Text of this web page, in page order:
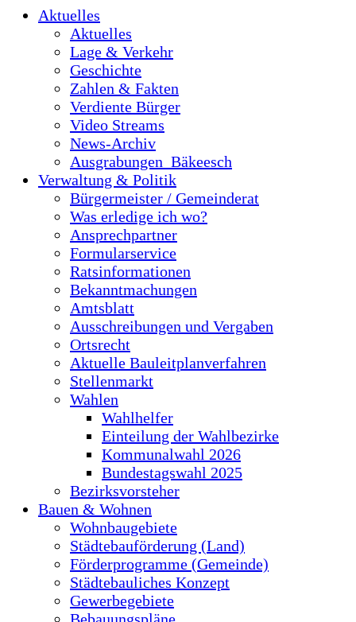
Aktuelles
Aktuelles
Lage & Verkehr
Geschichte
Zahlen & Fakten
Verdiente Bürger
Video Streams
News-Archiv
Ausgrabungen_Bäkeesch
Verwaltung & Politik
Bürgermeister / Gemeinderat
Was erledige ich wo?
Ansprechpartner
Formularservice
Ratsinformationen
Bekanntmachungen
Amtsblatt
Ausschreibungen und Vergaben
Ortsrecht
Aktuelle Bauleitplanverfahren
Stellenmarkt
Wahlen
Wahlhelfer
Einteilung der Wahlbezirke
Kommunalwahl 2026
Bundestagswahl 2025
Bezirksvorsteher
Bauen & Wohnen
Wohnbaugebiete
Städtebauförderung (Land)
Förderprogramme (Gemeinde)
Städtebauliches Konzept
Gewerbegebiete